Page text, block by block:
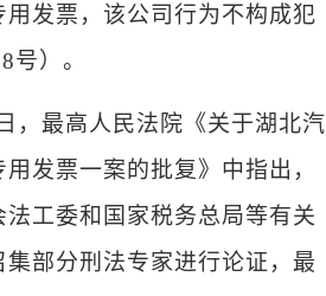
发票，该公司行为不构成犯
号）。
，最高人民法院《关于湖北汽
发票一案的批复》中指出，
工委和国家税务总局等有关
部分刑法专家进行论证，最